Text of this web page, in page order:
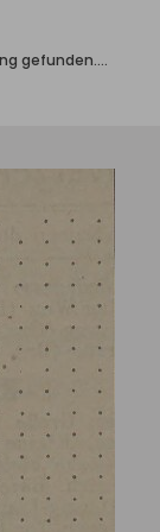
gefunden....